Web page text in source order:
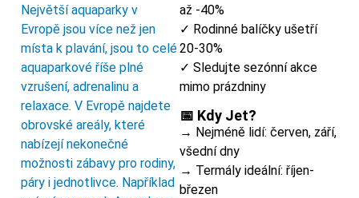
Největší aquaparky v
Evropě jsou více než jen
místa k plavání, jsou to celé
aquaparkové říše plné
vzrušení, adrenalinu a
relaxace. V Evropě najdete
obrovské areály, které
nabízejí nekonečné
možnosti zábavy pro rodiny,
páry i jednotlivce. Například
až -40%
✓ Rodinné balíčky ušetří
20-30%
✓ Sledujte sezónní akce
mimo prázdniny
📅 Kdy Jet?
→ Nejméně lidí: červen, září,
všední dny
→ Termály ideální: říjen-
březen